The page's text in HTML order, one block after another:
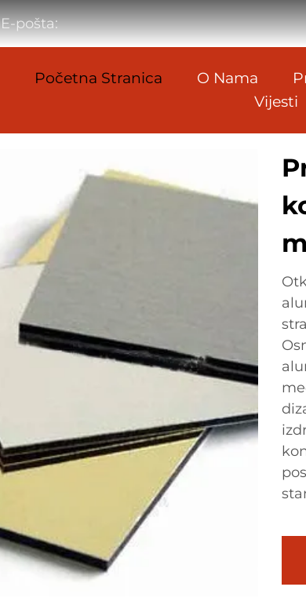
E-pošta:
Početna Stranica O Nama
Vijesti